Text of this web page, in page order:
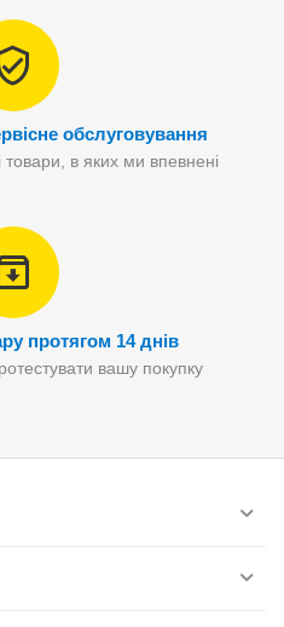
обслуговування
в яких ми впевнені
протягом 14 днів
вашу покупку